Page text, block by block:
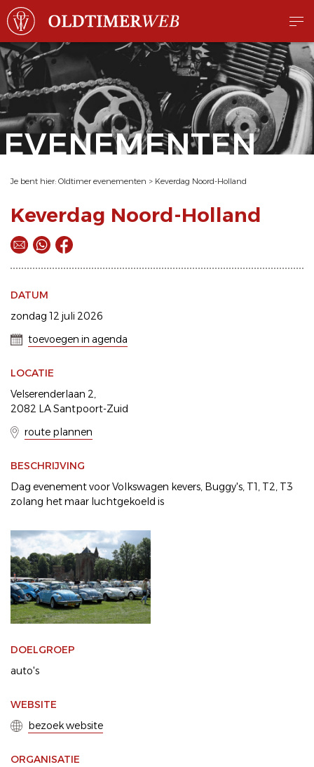
EVENEMENTEN
Je bent hier: Oldtimer evenementen > Keverdag Noord-Holland
Keverdag Noord-Holland
DATUM
zondag 12 juli 2026
toevoegen in agenda
LOCATIE
Velserenderlaan 2,
2082 LA Santpoort-Zuid
route plannen
BESCHRIJVING
Dag evenement voor Volkswagen kevers, Buggy's, T1, T2, T3
zolang het maar luchtgekoeld is
DOELGROEP
auto's
WEBSITE
bezoek website
ORGANISATIE